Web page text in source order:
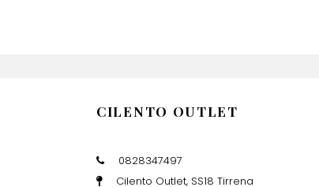
CILENTO OUTLET
0828347497
Cilento Outlet, SS18 Tirrena